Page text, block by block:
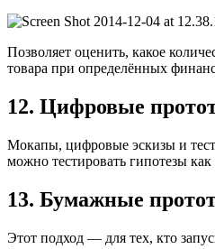
Позволяет оценить, какое
товара при определённых
12. Цифровые
Мокапы, цифровые эскизы и
можно тестировать гипотезы
13. Бумажные
Этот подход — для тех, кто